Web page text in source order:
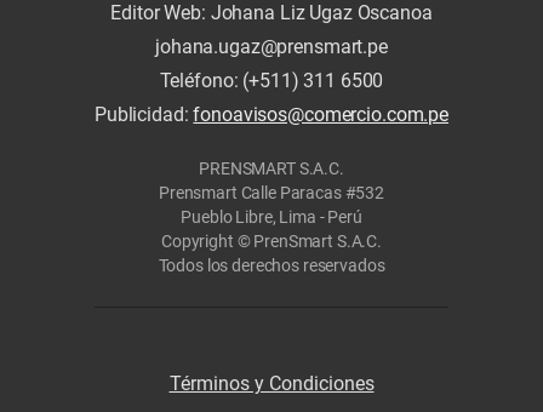
Editor Web: Johana Liz Ugaz Oscanoa
johana.ugaz@prensmart.pe
Teléfono: (+511) 311 6500
Publicidad:fonoavisos@comercio.com.pe
PRENSMART S.A.C.
Prensmart Calle Paracas #532
Pueblo Libre, Lima - Perú
Copyright © PrenSmart S.A.C.
Todos los derechos reservados
Términos y Condiciones